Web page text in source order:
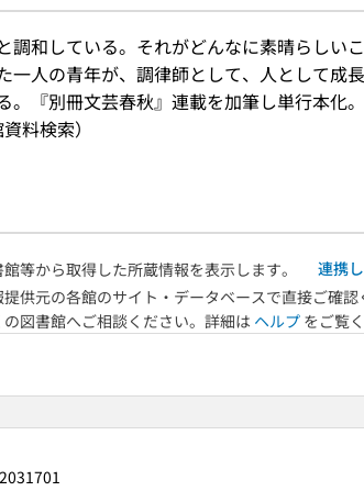
調和している。それがどんなに素晴らしい
一人の青年が、調律師として、人として成長
。『別冊文芸春秋』連載を加筆し単行本化。
料検索）
等から取得した所蔵情報を表示します。
連携
供元の各館のサイト・データベースで直接ご確
図書館へご相談ください。詳細は ヘルプ をご覧